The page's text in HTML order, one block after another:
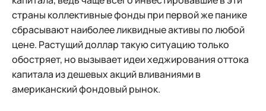
страны коллективные фонды при первой же панике
сбрасывают наиболее ликвидные активы по любой
цене. Растущий доллар такую ситуацию только
обостряет, но вызывает идеи хеджирования оттока
капитала из дешевых акций вливаниями в
американский фондовый рынок.